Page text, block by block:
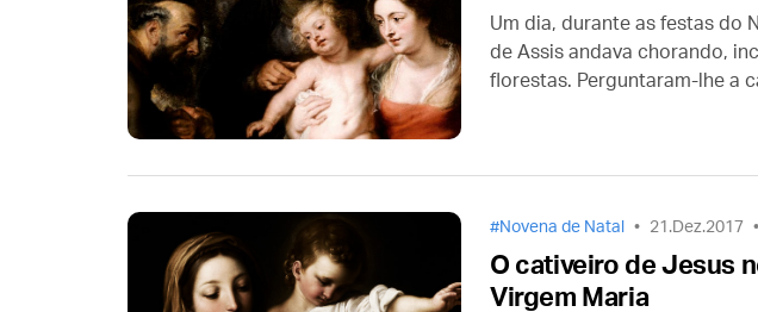
Um dia, durante as festas do
de Assis andava chorando,
florestas. Perguntaram-lhe a
Novena de Natal 21.Dez.2017
O cativeiro de Jesus
Virgem Maria